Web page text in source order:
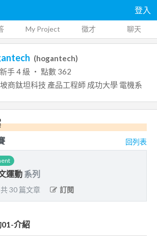
登入
My Project 徵才 聊天
(hogantech)
手4 級 ‧ 點數 362
商鈦坦科技 產品工程師 成功大學 電機系
回列表
運動 系列
共30 篇文章 訂閱
介紹